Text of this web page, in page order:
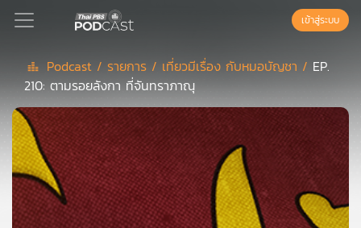
Podcast
เพล
ย์
ลิ
สต์
แนะนำ
เข้าสู่ระบบ
Podcast / รายการ / เที่ยวมีเรื่อง กับหมอบัญชา / EP.
210: ตามรอยลังกา ที่จันทราภาณุ